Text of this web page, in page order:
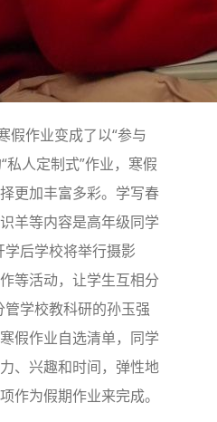
作业变成了以“参与
私人定制式”作业，寒假
更加丰富多彩。学写春
羊等内容是高年级同学
学后学校将举行摄影
等活动，让学生互相分
管学校教科研的孙玉强
假作业自选清单，同学
、兴趣和时间，弹性地
作为假期作业来完成。